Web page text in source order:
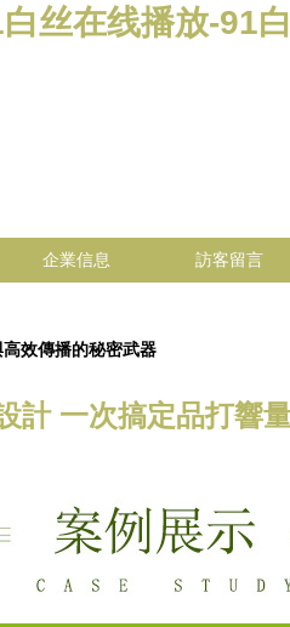
丝在线播放-91
企業信息 訪客留言
效傳播的秘密武器
計 一次搞定品打響